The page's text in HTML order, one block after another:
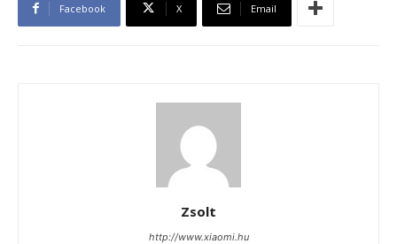
Facebook X Email
Zsolt
http://www.xiaomi.hu